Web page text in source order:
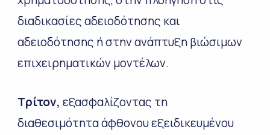
διαδικασίες αδειοδότησης και
αδειοδότησης ή στην ανάπτυξη βιώσιμων
επιχειρηματικών μοντέλων.
Τρίτον, εξασφαλίζοντας τη
διαθεσιμότητα άφθονου εξειδικευμένου